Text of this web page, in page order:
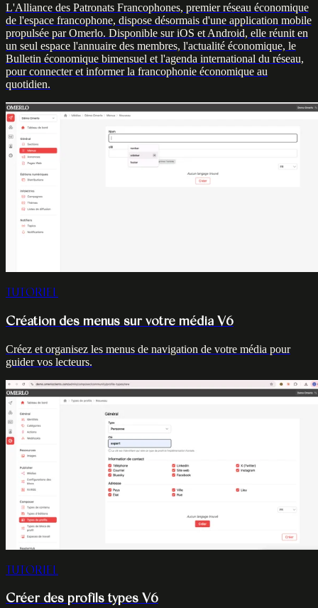
L'Alliance des Patronats Francophones, premier réseau économique
de l'espace francophone, dispose désormais d'une application mobile
propulsée par Omerlo. Disponible sur iOS et Android, elle réunit en
un seul espace l'annuaire des membres, l'actualité économique, le
Bulletin économique bimensuel et l'agenda international du réseau,
pour connecter et informer la francophonie économique au
quotidien.
TUTORIEL
Création des menus sur votre média V6
Créez et organisez les menus de navigation de votre média pour
guider vos lecteurs.
TUTORIEL
Créer des profils types V6